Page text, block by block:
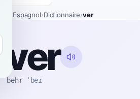
Espagnol›Dictionnaire›ver
ver
behr ˈbeɾ